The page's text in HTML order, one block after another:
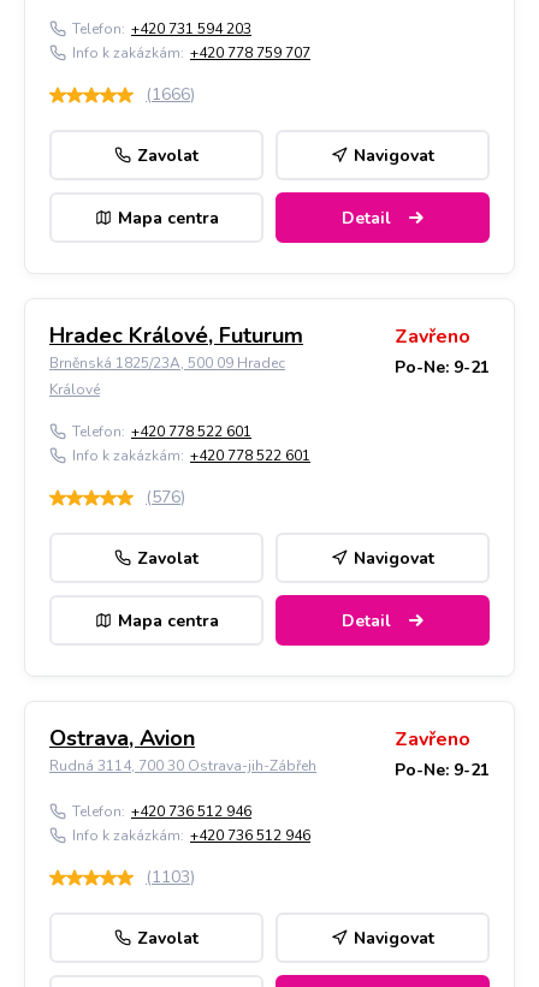
Telefon: +420 731 594 203
Info k zakázkám: +420 778 759 707
(1666)
Zavolat Navigovat
Mapa centra Detail
Hradec Králové, Futurum
Brněnská 1825/23A, 500 09 Hradec
Králové
Zavřeno
Po-Ne: 9-21
Telefon: +420 778 522 601
Info k zakázkám: +420 778 522 601
(576)
Zavolat Navigovat
Mapa centra Detail
Ostrava, Avion
Rudná 3114, 700 30 Ostrava-jih-Zábřeh
Zavřeno
Po-Ne: 9-21
Telefon: +420 736 512 946
Info k zakázkám: +420 736 512 946
(1103)
Zavolat Navigovat